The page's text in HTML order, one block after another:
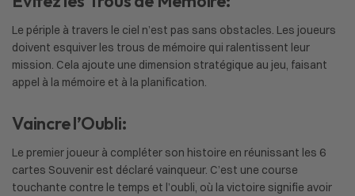
Le périple à travers le ciel n’est pas sans obstacles. Les joueurs
doivent esquiver les trous de mémoire qui ralentissent leur
mission. Cela ajoute une dimension stratégique au jeu, faisant
appel à la mémoire et à la planification.
Vaincre l’Oubli:
Le premier joueur à compléter son histoire en réunissant les 6
cartes Souvenir est déclaré vainqueur. C’est une course
touchante contre le temps et l’oubli, où la victoire signifie avoir